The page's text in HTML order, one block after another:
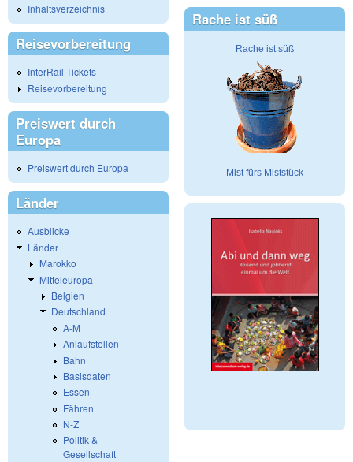
Inhaltsverzeichnis
Reisevorbereitung
InterRail-Tickets
Reisevorbereitung
Preiswert durch
Europa
Preiswert durch Europa
Länder
Ausblicke
Länder
Marokko
Mitteleuropa
Belgien
Deutschland
A-M
Anlaufstellen
Bahn
Basisdaten
Essen
Fähren
N-Z
Politik &
Gesellschaft
Rache ist süß
Rache ist süß
Mist fürs Miststück